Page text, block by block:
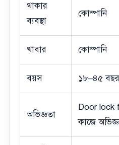
থাকার
ব্যবস্থা
কোম্পানি
খাবার কোম্পানি
বয়স ১৮–৪৫ বছর
অভিজ্ঞতা
Door lock
কাজে